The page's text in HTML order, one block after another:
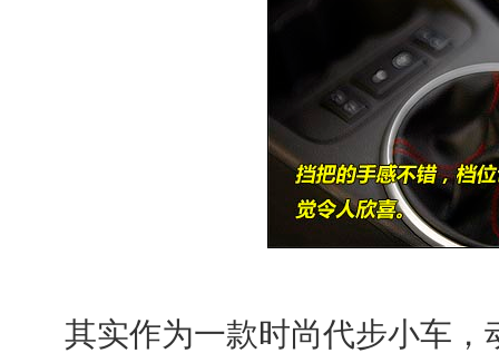
其实作为一款时尚代步小车，